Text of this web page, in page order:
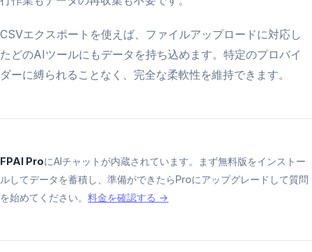
CSVエクスポートを使えば、ファイルアップロードに対応し
たどのAIツールにもデータを持ち込めます。特定のプロバイ
ダーに縛られることなく、完全な柔軟性を維持できます。
FPAI ProにAIチャットが内蔵されています。まず無料版をインストー
ルしてデータを蓄積し、準備ができたらProにアップグレードして質問
を始めてください。 料金を確認する →